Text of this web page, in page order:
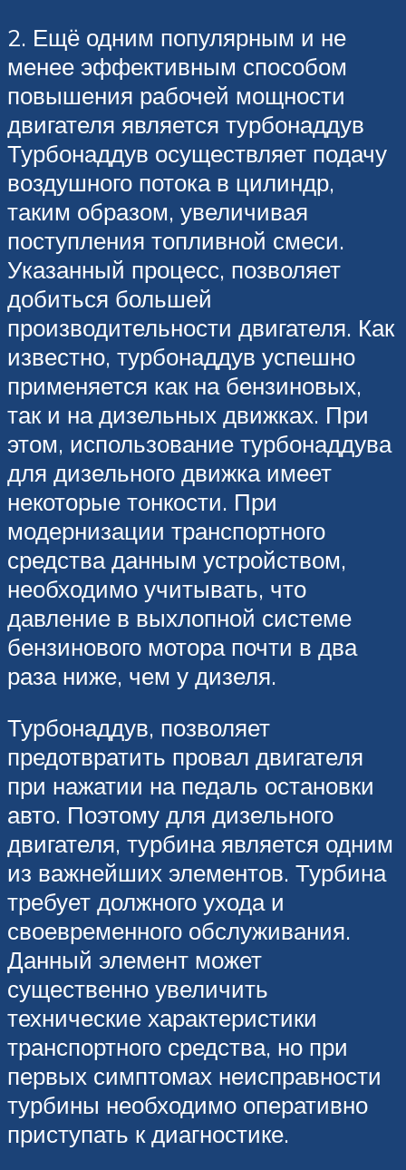
2. Ещё одним популярным и не
менее эффективным способом
повышения рабочей мощности
двигателя является турбонаддув
Турбонаддув осуществляет подачу
воздушного потока в цилиндр,
таким образом, увеличивая
поступления топливной смеси.
Указанный процесс, позволяет
добиться большей
производительности двигателя. Как
известно, турбонаддув успешно
применяется как на бензиновых,
так и на дизельных движках. При
этом, использование турбонаддува
для дизельного движка имеет
некоторые тонкости. При
модернизации транспортного
средства данным устройством,
необходимо учитывать, что
давление в выхлопной системе
бензинового мотора почти в два
раза ниже, чем у дизеля.
Турбонаддув, позволяет
предотвратить провал двигателя
при нажатии на педаль остановки
авто. Поэтому для дизельного
двигателя, турбина является одним
из важнейших элементов. Турбина
требует должного ухода и
своевременного обслуживания.
Данный элемент может
существенно увеличить
технические характеристики
транспортного средства, но при
первых симптомах неисправности
турбины необходимо оперативно
приступать к диагностике.